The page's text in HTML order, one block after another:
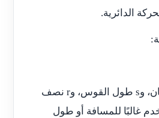
الدائرية.
وsطول القوس، وrنصف
غالبًا للمسافة أو طول